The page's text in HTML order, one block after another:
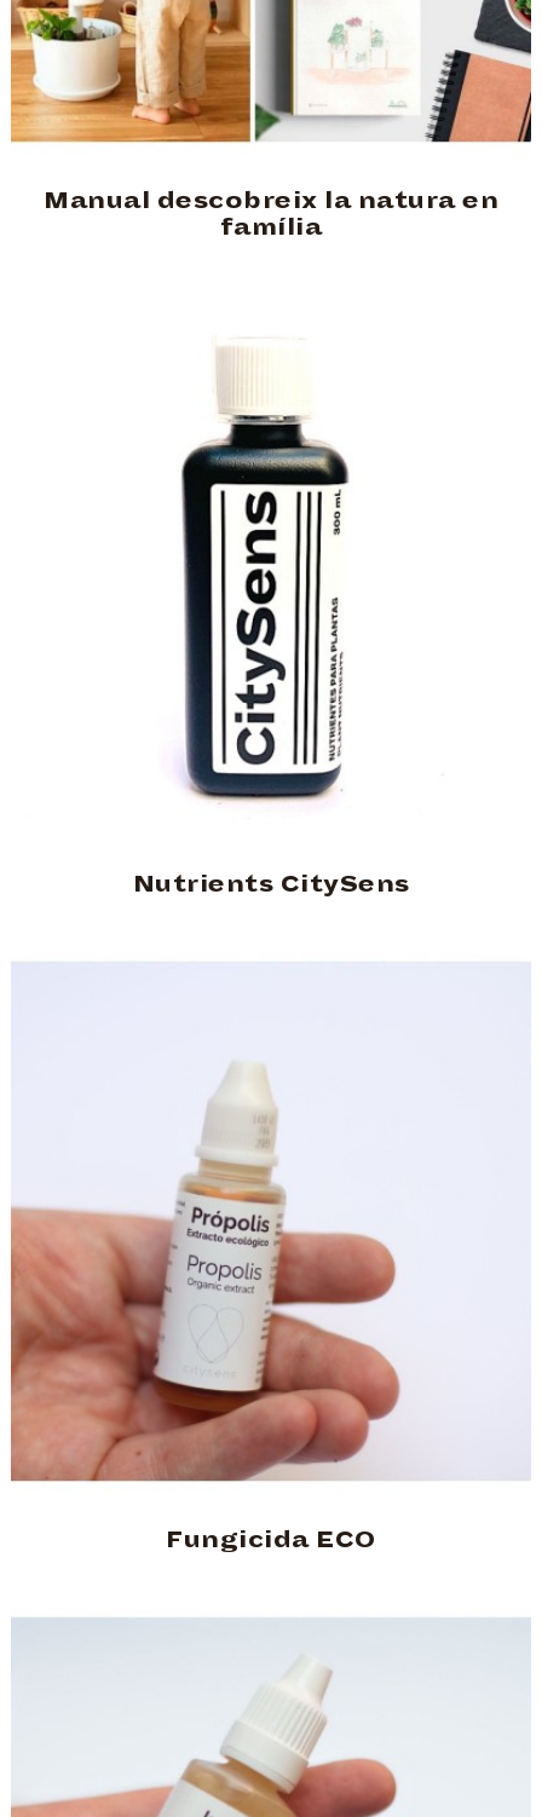
Manual descobreix la natura en
família
Nutrients CitySens
Fungicida ECO